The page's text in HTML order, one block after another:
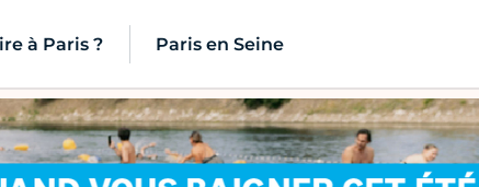
à Paris ? Paris en Seine